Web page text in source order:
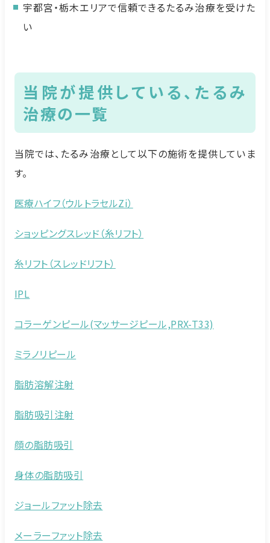
宇都宮・栃木エリアで信頼できるたるみ治療を受けた
い
当院が提供している、 たるみ
治療の一覧
当院では、たるみ治療として以下の施術を提供していま
す。
医療ハイフ（ウルトラセルZi）
ショッピングスレッド（糸リフト）
糸リフト（スレッドリフト）
IPL
コラーゲンピール(マッサージピール,PRX-T33)
ミラノリピール
脂肪溶解注射
脂肪吸引注射
顔の脂肪吸引
身体の脂肪吸引
ジョールファット除去
メーラーファット除去